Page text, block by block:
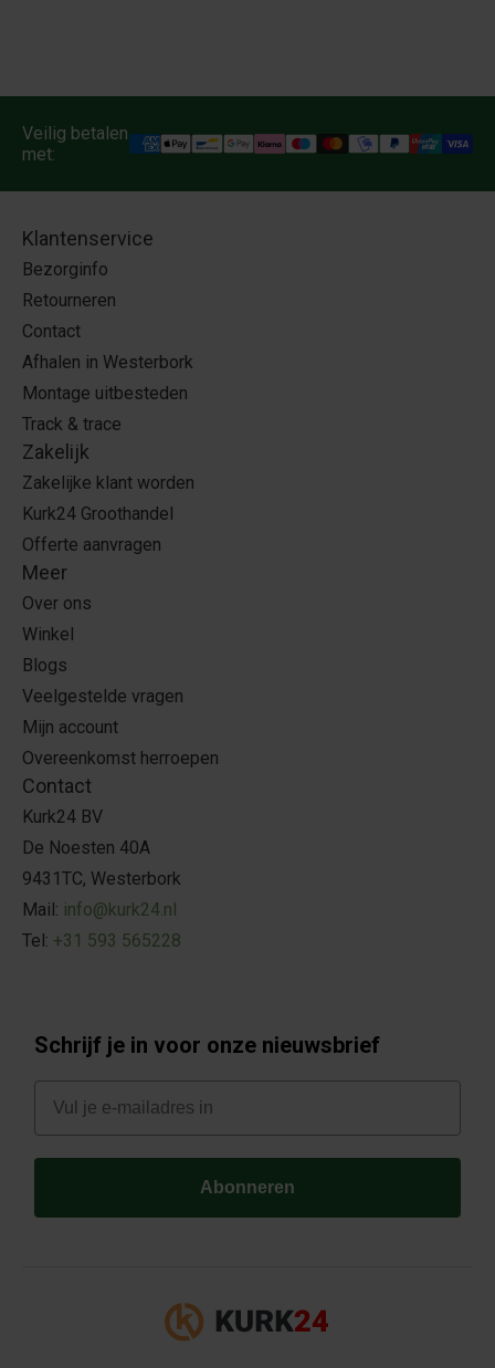
Veilig betalen
met:
Klantenservice
Bezorginfo
Retourneren
Contact
Afhalen in Westerbork
Montage uitbesteden
Track & trace
Zakelijk
Zakelijke klant worden
Kurk24 Groothandel
Offerte aanvragen
Meer
Over ons
Winkel
Blogs
Veelgestelde vragen
Mijn account
Overeenkomst herroepen
Contact
Kurk24 BV
De Noesten 40A
9431TC, Westerbork
Mail: info@kurk24.nl
Tel: +31 593 565228
Schrijf je in voor onze nieuwsbrief
E-mail
Abonneren